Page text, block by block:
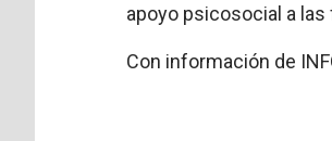
apoyo psicosocial a
Con información de